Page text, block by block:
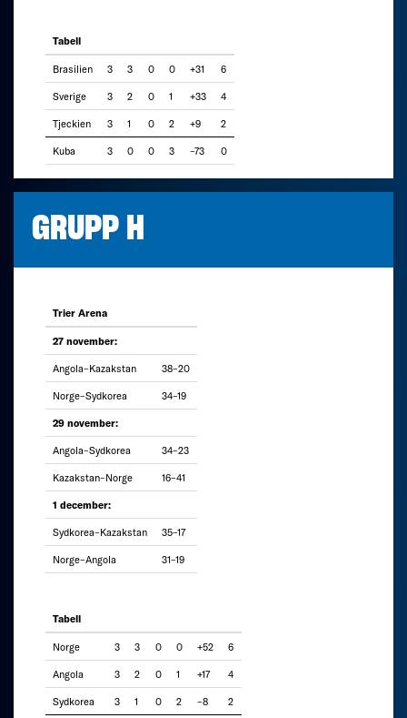
Tabell
Brasilien 3 3 0 0 +31 6
Sverige 3 2 0 1 +33 4
Tjeckien 3 1 0 2 +9 2
Kuba 3 0 0 3 –73 0
GRUPP H
Trier Arena
27 november:
Angola–Kazakstan 38–20
Norge–Sydkorea 34–19
29 november:
Angola–Sydkorea 34–23
Kazakstan–Norge 16–41
1 december:
Sydkorea–Kazakstan 35–17
Norge–Angola 31–19
Tabell
Norge 3 3 0 0 +52 6
Angola 3 2 0 1 +17 4
Sydkorea 3 1 0 2 –8 2